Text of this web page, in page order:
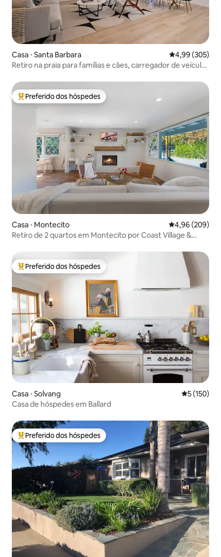
Casa ⋅ Santa Barbara 4,99 de uma
4,99 (305)
Retiro na praia para famílias e cães, carregador de veículos
Entre os melhores preferidos dos hóspedes
Preferido dos hóspedes
Casa ⋅ Montecito 4,96 de uma
4,96 (209)
Retiro de 2 quartos em Montecito por Coast Village &
Entre os melhores preferidos dos hóspedes
Preferido dos hóspedes
Casa ⋅ Solvang 5 de uma
5 (150)
Casa de hóspedes em Ballard
Entre os melhores preferidos dos hóspedes
Preferido dos hóspedes